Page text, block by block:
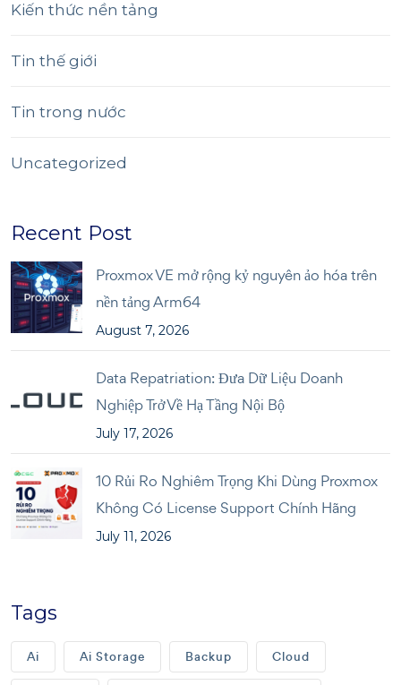
Kiến thức nền tảng
Tin thế giới
Tin trong nước
Uncategorized
Recent Post
Proxmox VE mở rộng kỷ nguyên ảo hóa trên
nền tảng Arm64
August 7, 2026
Data Repatriation: Đưa Dữ Liệu Doanh
Nghiệp Trở Về Hạ Tầng Nội Bộ
July 17, 2026
10 Rủi Ro Nghiêm Trọng Khi Dùng Proxmox
Không Có License Support Chính Hãng
July 11, 2026
Tags
Ai Ai Storage Backup Cloud